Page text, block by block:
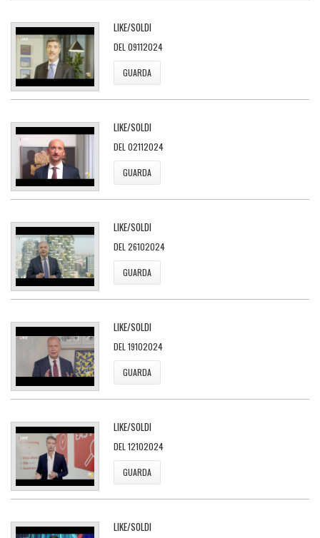
LIKE/SOLDI
DEL 09112024
GUARDA
LIKE/SOLDI
DEL 02112024
GUARDA
LIKE/SOLDI
DEL 26102024
GUARDA
LIKE/SOLDI
DEL 19102024
GUARDA
LIKE/SOLDI
DEL 12102024
GUARDA
LIKE/SOLDI